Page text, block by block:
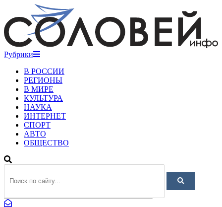
Рубрики
В РОССИИ
РЕГИОНЫ
В МИРЕ
КУЛЬТУРА
НАУКА
ИНТЕРНЕТ
СПОРТ
АВТО
ОБЩЕСТВО